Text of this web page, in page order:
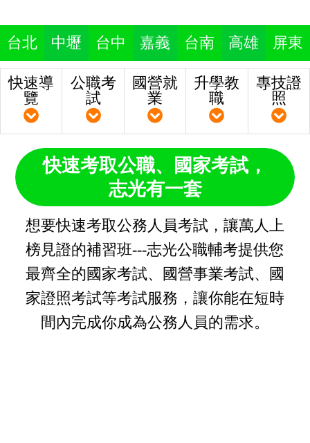
台北 中壢 台中 嘉義 台南 高雄 屏東
快速導
覽
公職考
試
國營就
業
升學教
職
專技證
照
快速考取公職、國家考試，
志光有一套
想要快速考取公務人員考試，讓萬人上
榜見證的補習班---志光公職輔考提供您
最齊全的國家考試、國營事業考試、國
家證照考試等考試服務，讓你能在短時
間內完成你成為公務人員的需求。